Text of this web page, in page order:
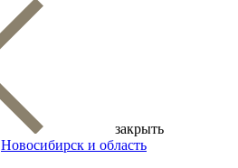
закрыть
Новосибирск и область